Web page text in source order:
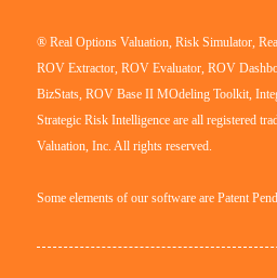
® Real Options Valuation, Risk Simulator,
ROV Extractor, ROV Evaluator, ROV
BizStats, ROV Base II MOdeling Toolkit,
Strategic Risk Intelligence are all registered
Valuation, Inc. All rights reserved.
Some elements of our software are Patent